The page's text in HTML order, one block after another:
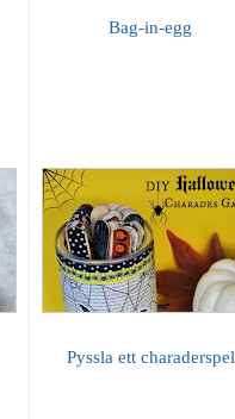
Bag-in-egg
Pyssla ett charaderspel